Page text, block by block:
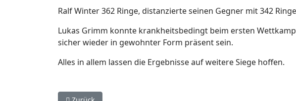
Ralf Winter 362 Ringe, distanzierte seinen Gegner mit 342
Lukas Grimm konnte krankheitsbedingt beim ersten
sicher wieder in gewohnter Form präsent sein.
Alles in allem lassen die Ergebnisse auf weitere Siege hoffen.